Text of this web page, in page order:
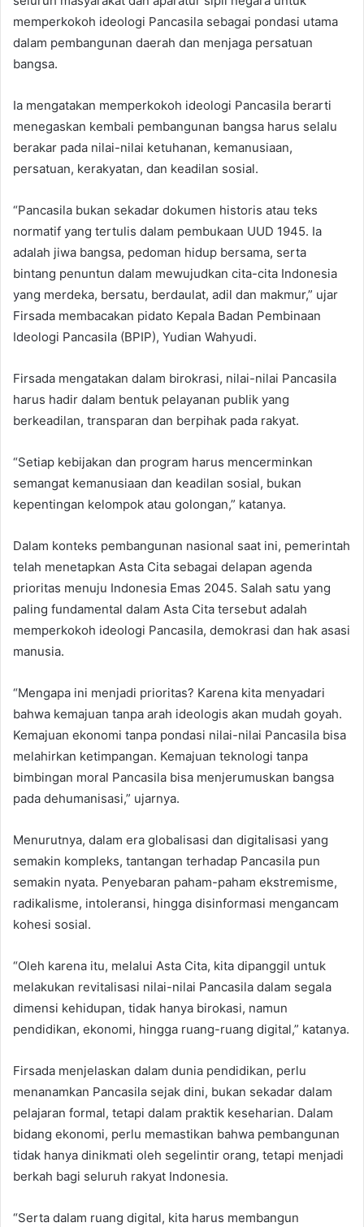
memperkokoh ideologi Pancasila sebagai pondasi utama
dalam pembangunan daerah dan menjaga persatuan
bangsa.
Ia mengatakan memperkokoh ideologi Pancasila berarti
menegaskan kembali pembangunan bangsa harus selalu
berakar pada nilai-nilai ketuhanan, kemanusiaan,
persatuan, kerakyatan, dan keadilan sosial.
“Pancasila bukan sekadar dokumen historis atau teks
normatif yang tertulis dalam pembukaan UUD 1945. Ia
adalah jiwa bangsa, pedoman hidup bersama, serta
bintang penuntun dalam mewujudkan cita-cita Indonesia
yang merdeka, bersatu, berdaulat, adil dan makmur,” ujar
Firsada membacakan pidato Kepala Badan Pembinaan
Ideologi Pancasila (BPIP), Yudian Wahyudi.
Firsada mengatakan dalam birokrasi, nilai-nilai Pancasila
harus hadir dalam bentuk pelayanan publik yang
berkeadilan, transparan dan berpihak pada rakyat.
“Setiap kebijakan dan program harus mencerminkan
semangat kemanusiaan dan keadilan sosial, bukan
kepentingan kelompok atau golongan,” katanya.
Dalam konteks pembangunan nasional saat ini, pemerintah
telah menetapkan Asta Cita sebagai delapan agenda
prioritas menuju Indonesia Emas 2045. Salah satu yang
paling fundamental dalam Asta Cita tersebut adalah
memperkokoh ideologi Pancasila, demokrasi dan hak asasi
manusia.
“Mengapa ini menjadi prioritas? Karena kita menyadari
bahwa kemajuan tanpa arah ideologis akan mudah goyah.
Kemajuan ekonomi tanpa pondasi nilai-nilai Pancasila bisa
melahirkan ketimpangan. Kemajuan teknologi tanpa
bimbingan moral Pancasila bisa menjerumuskan bangsa
pada dehumanisasi,” ujarnya.
Menurutnya, dalam era globalisasi dan digitalisasi yang
semakin kompleks, tantangan terhadap Pancasila pun
semakin nyata. Penyebaran paham-paham ekstremisme,
radikalisme, intoleransi, hingga disinformasi mengancam
kohesi sosial.
“Oleh karena itu, melalui Asta Cita, kita dipanggil untuk
melakukan revitalisasi nilai-nilai Pancasila dalam segala
dimensi kehidupan, tidak hanya birokasi, namun
pendidikan, ekonomi, hingga ruang-ruang digital,” katanya.
Firsada menjelaskan dalam dunia pendidikan, perlu
menanamkan Pancasila sejak dini, bukan sekadar dalam
pelajaran formal, tetapi dalam praktik keseharian. Dalam
bidang ekonomi, perlu memastikan bahwa pembangunan
tidak hanya dinikmati oleh segelintir orang, tetapi menjadi
berkah bagi seluruh rakyat Indonesia.
“Serta dalam ruang digital, kita harus membangun